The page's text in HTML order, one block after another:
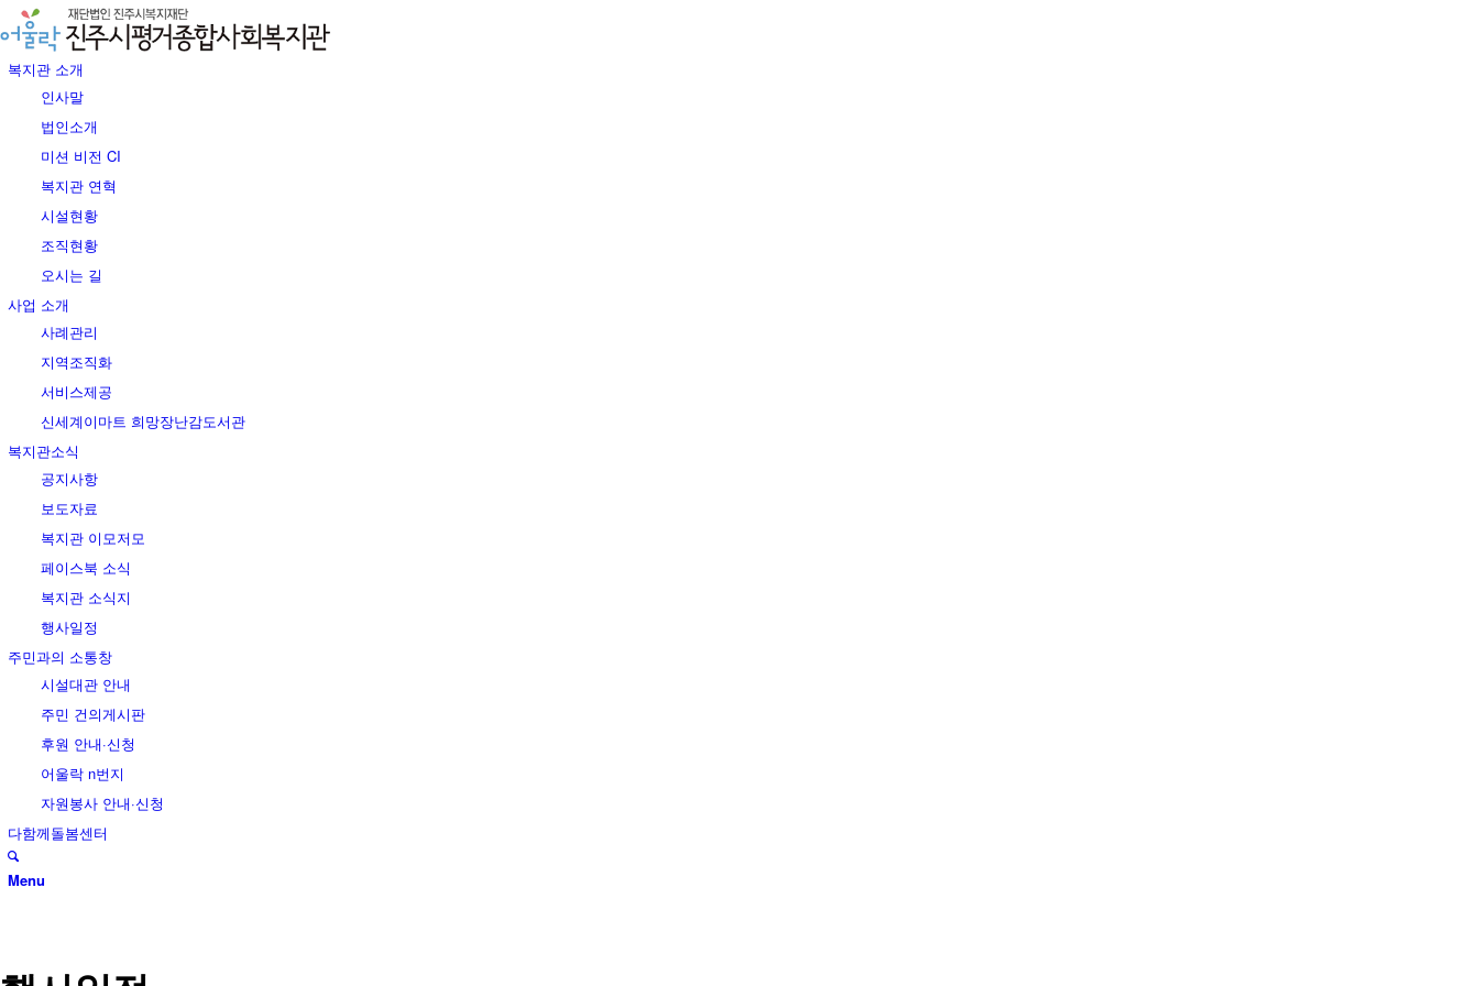
복지관 소개
인사말
법인소개
미션 비전 CI
복지관 연혁
시설현황
조직현황
오시는 길
사업 소개
사례관리
지역조직화
서비스제공
신세계이마트 희망장난감도서관
복지관소식
공지사항
보도자료
복지관 이모저모
페이스북 소식
복지관 소식지
행사일정
주민과의 소통창
시설대관 안내
주민 건의게시판
후원 안내·신청
어울락 n번지
자원봉사 안내·신청
다함께돌봄센터
Menu